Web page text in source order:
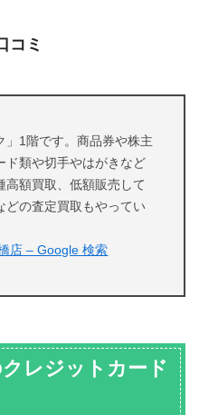
コミ
」1階です。商品券や株主
ド類や切手やはがきなど
高額買取、低額販売して
どの査定買取もやってい
店 – Google 検索
クレジットカード